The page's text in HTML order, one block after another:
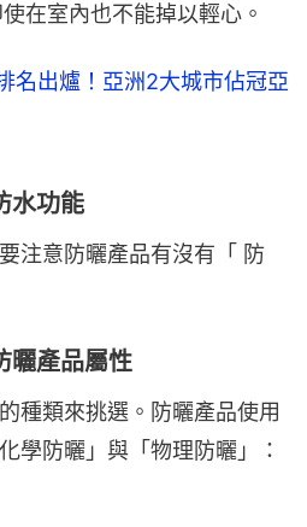
在室內也不能掉以輕心。
名出爐！亞洲2大城市佔冠亞
水功能
注意防曬產品有沒有「 防
曬產品屬性
種類來挑選。防曬產品使用
學防曬」與「物理防曬」：